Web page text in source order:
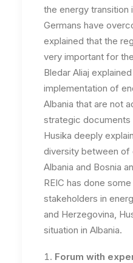
the energy transition
Germans have
explained that the
very important for
Bledar Aliaj
implementation of
Albania that are not
strategic documents
Husika deeply
diversity between of
Albania and Bosnia
REIC has done
stakeholders in
and Herzegovina,
situation in Albania.
Forum with